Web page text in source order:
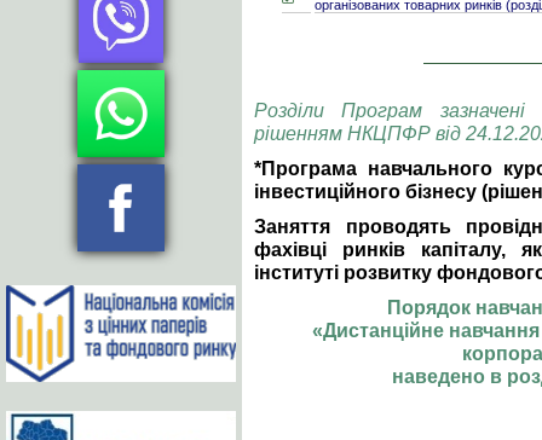
організованих товарних ринків
Розділи Програм
рішенням НКЦПФР від
*Програма навчального
інвестиційного бізнесу
Заняття проводять
фахівці ринків капіталу,
інституті розвитку
Порядок
«Дистанційне навчання
наведено в